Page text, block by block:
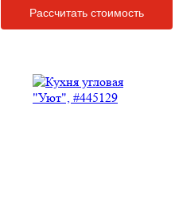
Рассчитать стоимость